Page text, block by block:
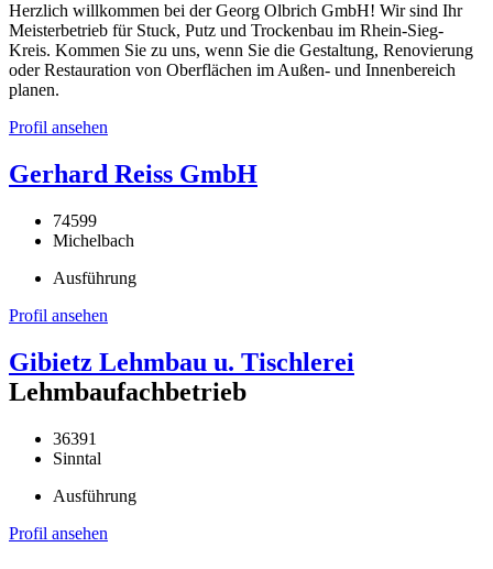
Herzlich willkommen bei der Georg Olbrich GmbH! Wir sind Ihr
Meisterbetrieb für Stuck, Putz und Trockenbau im Rhein-Sieg-
Kreis. Kommen Sie zu uns, wenn Sie die Gestaltung, Renovierung
oder Restauration von Oberflächen im Außen- und Innenbereich
planen.
Profil ansehen
Gerhard Reiss GmbH
74599
Michelbach
Ausführung
Profil ansehen
Gibietz Lehmbau u. Tischlerei
Lehmbaufachbetrieb
36391
Sinntal
Ausführung
Profil ansehen